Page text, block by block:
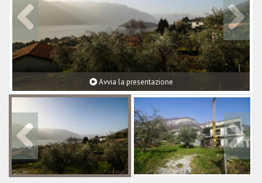
Avvia la presentazione